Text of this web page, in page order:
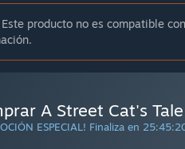
Este producto no es compatible
A Street Cat's Tale
ESPECIAL! Finaliza en